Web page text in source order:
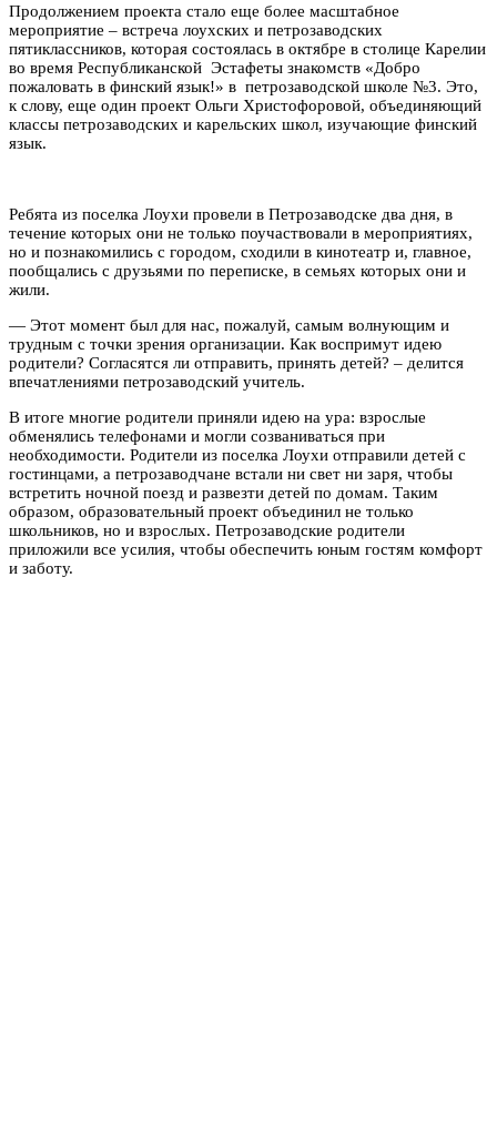
Продолжением проекта стало еще более масштабное
мероприятие – встреча лоухских и петрозаводских
пятиклассников, которая состоялась в октябре в столице Карелии
во время Республиканской Эстафеты знакомств «Добро
пожаловать в финский язык!» в петрозаводской школе №3. Это,
к слову, еще один проект Ольги Христофоровой, объединяющий
классы петрозаводских и карельских школ, изучающие финский
язык.
Ребята из поселка Лоухи провели в Петрозаводске два дня, в
течение которых они не только поучаствовали в мероприятиях,
но и познакомились с городом, сходили в кинотеатр и, главное,
пообщались с друзьями по переписке, в семьях которых они и
жили.
— Этот момент был для нас, пожалуй, самым волнующим и
трудным с точки зрения организации. Как воспримут идею
родители? Согласятся ли отправить, принять детей? – делится
впечатлениями петрозаводский учитель.
В итоге многие родители приняли идею на ура: взрослые
обменялись телефонами и могли созваниваться при
необходимости. Родители из поселка Лоухи отправили детей с
гостинцами, а петрозаводчане встали ни свет ни заря, чтобы
встретить ночной поезд и развезти детей по домам. Таким
образом, образовательный проект объединил не только
школьников, но и взрослых. Петрозаводские родители
приложили все усилия, чтобы обеспечить юным гостям комфорт
и заботу.